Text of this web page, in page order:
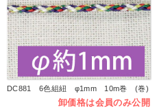
DC881 6色組紐 φ1mm 10m巻 (巻)
卸価格は会員のみ公開